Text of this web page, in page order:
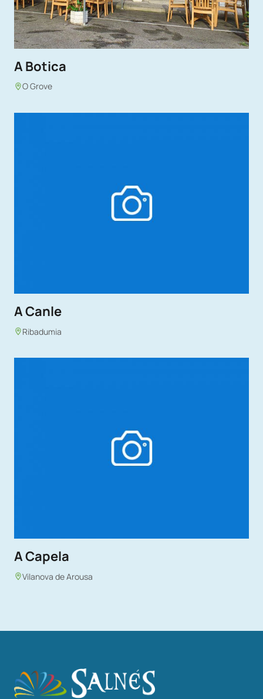
A Botica
O Grove
A Canle
Ribadumia
A Capela
Vilanova de Arousa